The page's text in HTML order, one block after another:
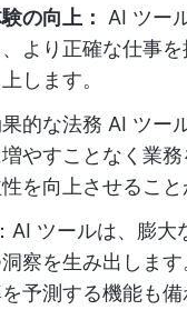
の向上： AI ツー
より正確な仕事
します。
的な法務 AI ツー
やすことなく業
を向上させること
AI ツールは、膨
察を生み出しま
予測する機能も備